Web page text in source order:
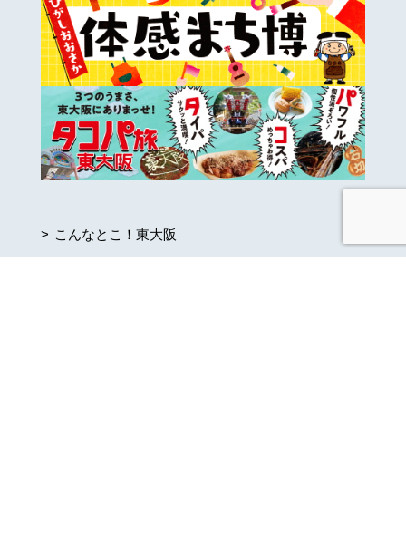
こんなとこ！東大阪
アクセス